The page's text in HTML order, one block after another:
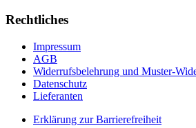
Rechtliches
Impressum
AGB
Widerrufsbelehrung und Muster-
Datenschutz
Lieferanten
Erklärung zur Barrierefreiheit